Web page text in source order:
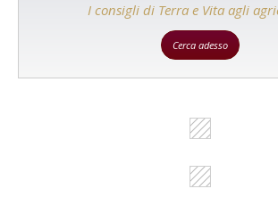
I consigli di Terra e Vita agli
Cerca adesso